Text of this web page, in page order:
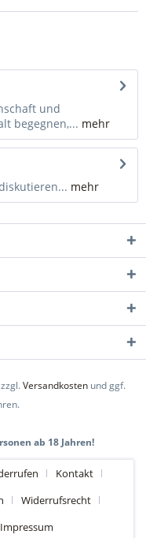
und
begegnen,... mehr
mehr
Versandkosten und ggf.
ab 18 Jahren!
Kontakt
Widerrufsrecht
Impressum